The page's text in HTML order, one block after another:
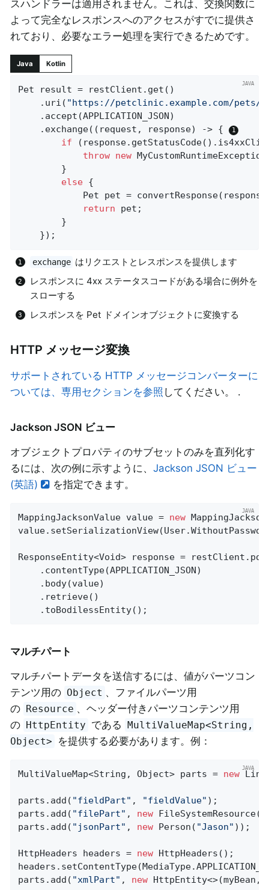
スハンドラーは適用されません。これは、交換関数に
よって完全なレスポンスへのアクセスがすでに提供さ
れており、必要なエラー処理を実行できるためです。
Java Kotlin
Pet result = restClient.get()
	.uri(
"https://petclinic.example.com/pets/
	.exchange((request, response) -> {
if
throw new
else {
Pet pet =
return pet;
	});
exchange はリクエストとレスポンスを提供します
レスポンスに 4xx ステータスコードがある場合に例外を
スローする
レスポンスを Pet ドメインオブジェクトに変換する
HTTP メッセージ変換
サポートされている HTTP メッセージコンバーターに
ついては、専用セクションを参照 してください。 .
Jackson JSON ビュー
オブジェクトプロパティのサブセットのみを直列化す
るには、次の例に示すように、 Jackson JSON ビュー
(英語)
を指定できます。
MappingJacksonValue value = new
ResponseEntity<Void> response =
	.toBodilessEntity();
マルチパート
マルチパートデータを送信するには、値がパーツコン
テンツ用の Object 、ファイルパーツ用
の Resource 、ヘッダー付きパーツコンテンツ用
の HttpEntity である MultiValueMap<String,
Object>
を提供する必要があります。例：
MultiValueMap<String, Object> parts = new
parts.add( "fieldPart" , "fieldValue" );
parts.add( "filePart" , new FileSystemResource(
parts.add( "jsonPart" , new Person( "Jason" ));
HttpHeaders headers = new HttpHeaders();
parts.add( "xmlPart" , new HttpEntity<>(myBean,